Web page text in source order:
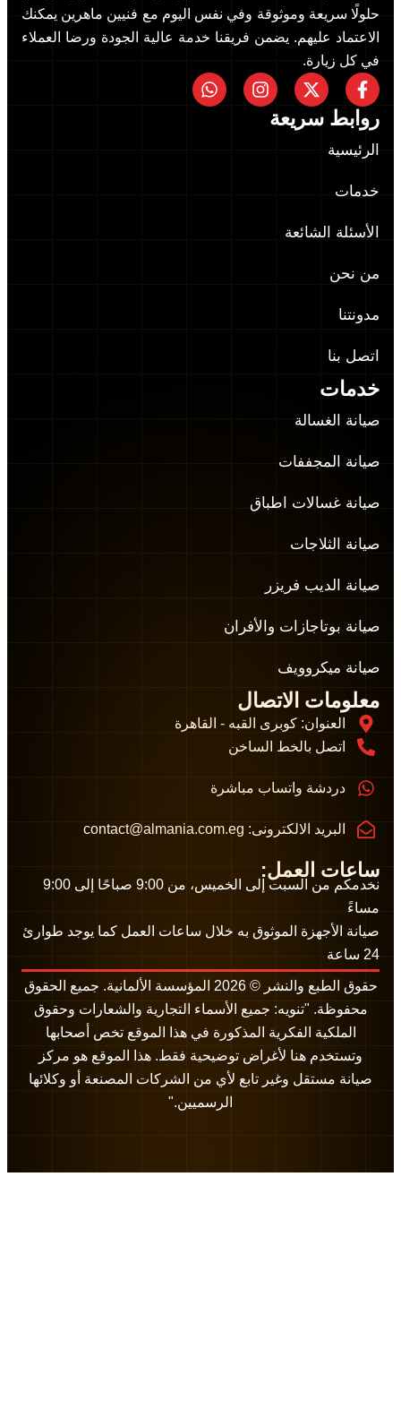
حلولًا سريعة وموثوقة وفي نفس اليوم مع فنيين ماهرين يمكنك
الاعتماد عليهم. يضمن فريقنا خدمة عالية الجودة ورضا العملاء
في كل زيارة.
روابط سريعة
الرئيسية
خدمات
الأسئلة الشائعة
من نحن
مدونتنا
اتصل بنا
خدمات
صيانة الغسالة
صيانة المجففات
صيانة غسالات اطباق
صيانة الثلاجات
صيانة الديب فريزر
صيانة بوتاجازات والأفران
صيانة ميكروويف
معلومات الاتصال
العنوان: كوبرى القبه - القاهرة
اتصل بالخط الساخن
دردشة واتساب مباشرة
البريد الالكترونى: contact@almania.com.eg
ساعات العمل:
نخدمكم من السبت إلى الخميس، من 9:00 صباحًا إلى 9:00
مساءً
صيانة الأجهزة الموثوق به خلال ساعات العمل كما يوجد طوارئ
حقوق الطبع والنشر © 2026 المؤسسة الألمانية. جميع الحقوق
محفوظة. "تنويه: جميع الأسماء التجارية والشعارات وحقوق
الملكية الفكرية المذكورة في هذا الموقع تخص أصحابها
وتستخدم هنا لأغراض توضيحية فقط. هذا الموقع هو مركز
صيانة مستقل وغير تابع لأي من الشركات المصنعة أو وكلائها
الرسميين."